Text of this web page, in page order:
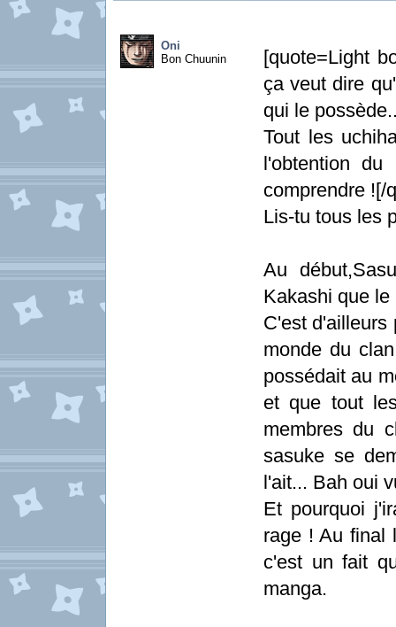
Oni
Bon Chuunin
[quote=Light
ça veut dire
qui le
Tout les
l'obtention
comprendre ![/
Lis-tu tous les
Au
Kakashi que
C'est d'ailleurs
monde du
possédait au
et que tout
membres du
sasuke se
l'ait... Bah oui
Et pourquoi
rage ! Au final
c'est un fait
manga.